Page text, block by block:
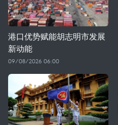
港口优势赋能胡志明市发展
新动能
09/08/2026 06:00